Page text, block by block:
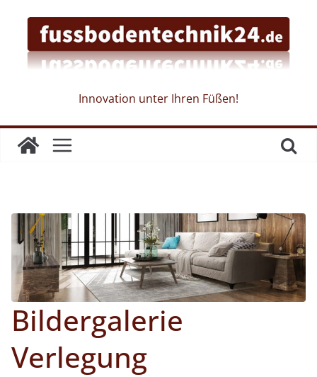
content
Innovation unter Ihren Füßen!
Bildergalerie
Verlegung